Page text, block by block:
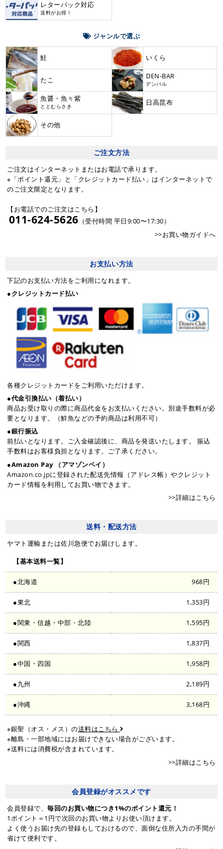
レターパック対応
送料がお得！
ジャンルで選ぶ
鮭 いくら
たこ DEN-BAR
デンバル
魚醤・魚々紫
ととむらさき 日高昆布
その他
ご注文方法
ご注文はインターネットまたはお電話で承ります。
※「ポイント還元」と「クレジットカード払い」はインターネットで
のご注文限定となります。
【お電話でのご注文はこちら】
011-624-5626 （受付時間 平日9:00〜17:30）
>>お買い物ガイドへ
お支払い方法
下記のお支払い方法をご利用になれます。
●クレジットカード払い
各種クレジットカードをご利用いただけます。
●代金引換払い（着払い）
商品お受け取りの際に商品代金をお支払いください。別途手数料が必
要となります。（鮮魚などの予約商品は利用不可）
●銀行振込
前払いとなります。ご入金確認後に、商品を発送いたします。 振込
手数料はお客様負担となります。ご了承ください。
●Amazon Pay （アマゾンペイ）
Amazon.co.jpに登録された配送先情報（アドレス帳）やクレジット
カード情報を利用してお買い物できます。
>>詳細はこちら
送料・配送方法
ヤマト運輸または佐川急便でお届けします。
【基本送料一覧】
●北海道 968円
●東北 1,353円
●関東・信越・中部・北陸 1,595円
●関西 1,837円
●中国・四国 1,958円
●九州 2,189円
●沖縄 3,168円
※銀聖（オス・メス）の送料はこちら
※離島・一部地域にはお届けできない場合がございます。
※送料には消費税が含まれています。
>>詳細はこちら
会員登録がオススメです
会員登録で、毎回のお買い物につき1%のポイント還元！
1ポイント＝1円で次回のお買い物よりお使い頂けます。
よく使うお届け先の登録もしておけるので、面倒な住所入力の手間が
省けて便利です。